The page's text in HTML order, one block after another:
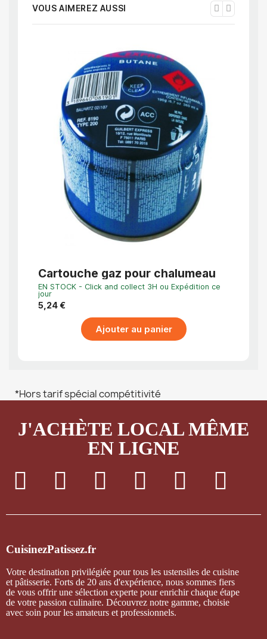
VOUS AIMEREZ AUSSI
APERÇU RAPIDE
Cartouche gaz pour chalumeau
EN STOCK - Click and collect 3H ou Expédition ce
jour
5,24 €
Ajouter au panier
*Hors tarif spécial compétitivité
J'ACHÈTE LOCAL MÊME
EN LIGNE
CuisinezPatissez.fr
Votre destination privilégiée pour tous les ustensiles de cuisine
et pâtisserie. Forts de 20 ans d'expérience, nous sommes fiers
de vous offrir une sélection experte pour enrichir chaque étape
de votre passion culinaire. Découvrez notre gamme, choisie
avec soin pour les amateurs et professionnels.